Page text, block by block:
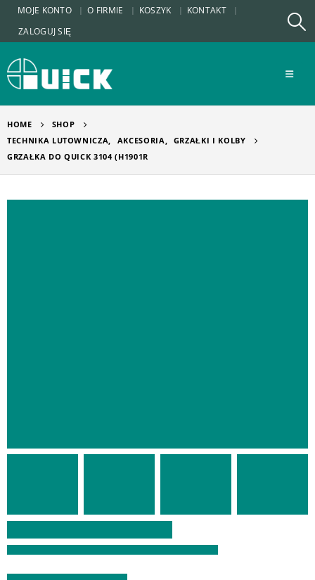
MOJE KONTO O FIRMIE KOSZYK
KONTAKT
ZALOGUJ SIĘ
HOME
SHOP
TECHNIKA LUTOWNICZA, AKCESORIA, GRZAŁKI I KOLBY
GRZAŁKA DO QUICK 3104 (H1901R